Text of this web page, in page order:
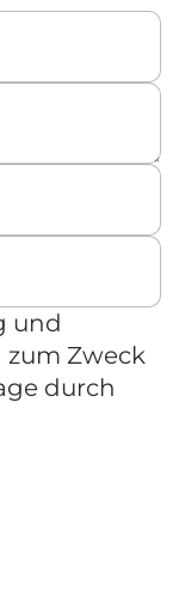
und
Zweck
durch